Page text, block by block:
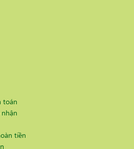
toán
tiền